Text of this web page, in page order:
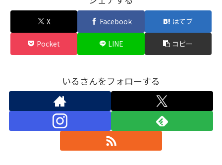
X Facebook はてブ
Pocket LINE コピー
いるさんをフォローする